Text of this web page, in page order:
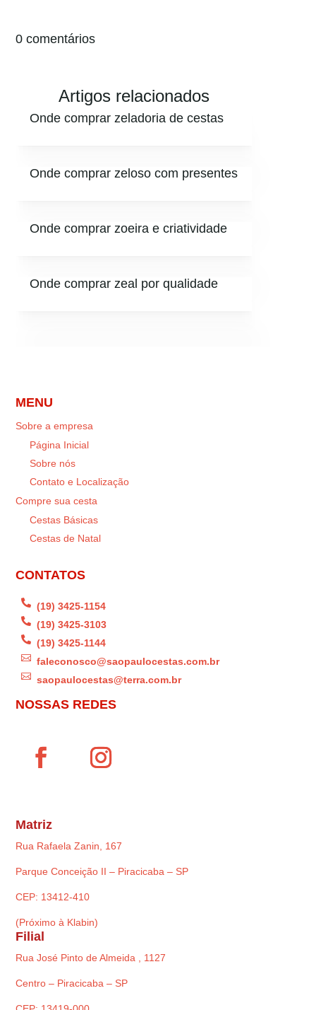
0 comentários
Artigos relacionados
Onde comprar zeladoria de cestas
Onde comprar zeloso com presentes
Onde comprar zoeira e criatividade
Onde comprar zeal por qualidade
MENU
Sobre a empresa
Página Inicial
Sobre nós
Contato e Localização
Compre sua cesta
Cestas Básicas
Cestas de Natal
CONTATOS
 (19) 3425-1154
 (19) 3425-3103
 (19) 3425-1144
 faleconosco@saopaulocestas.com.br
 saopaulocestas@terra.com.br
NOSSAS REDES
Matriz
Rua Rafaela Zanin, 167
Parque Conceição II – Piracicaba – SP
CEP: 13412-410
(Próximo à Klabin)
Filial
Rua José Pinto de Almeida , 1127
Centro – Piracicaba – SP